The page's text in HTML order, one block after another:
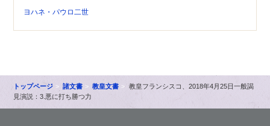
ヨハネ・パウロ二世
トップページ 諸文書 教皇文書
教皇フランシスコ、2018年4月25日一般謁
見演説：3.悪に打ち勝つ力